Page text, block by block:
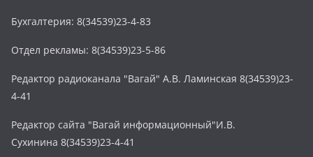
Бухгалтерия: 8(34539)23-4-83
Отдел рекламы: 8(34539)23-5-86
Редактор радиоканала "Вагай" А.В. Ламинская 8(34539)23-
4-41
Редактор сайта "Вагай информационный"И.В.
Сухинина 8(34539)23-4-41